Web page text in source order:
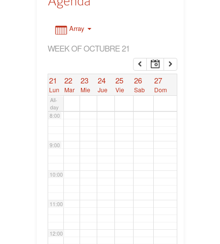
Array
WEEK OF OCTUBRE 21
21
Lun
22
Mar
23
Mie
24
Jue
25
Vie
26
Sab
27
Dom
All-
day
5:00
7:00
8:00
9:00
10:00
11:00
12:00